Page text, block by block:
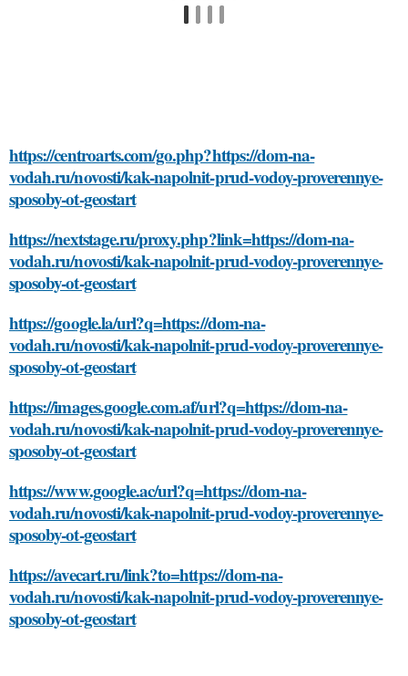
https://centroarts.com/go.php?https://dom-na-
vodah.ru/novosti/kak-napolnit-prud-vodoy-proverennye-
sposoby-ot-geostart
https://nextstage.ru/proxy.php?link=https://dom-na-
vodah.ru/novosti/kak-napolnit-prud-vodoy-proverennye-
sposoby-ot-geostart
https://google.la/url?q=https://dom-na-
vodah.ru/novosti/kak-napolnit-prud-vodoy-proverennye-
sposoby-ot-geostart
https://images.google.com.af/url?q=https://dom-na-
vodah.ru/novosti/kak-napolnit-prud-vodoy-proverennye-
sposoby-ot-geostart
https://www.google.ac/url?q=https://dom-na-
vodah.ru/novosti/kak-napolnit-prud-vodoy-proverennye-
sposoby-ot-geostart
https://avecart.ru/link?to=https://dom-na-
vodah.ru/novosti/kak-napolnit-prud-vodoy-proverennye-
sposoby-ot-geostart